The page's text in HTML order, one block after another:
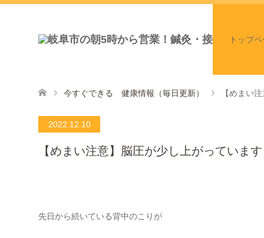
トップ
今すぐできる 健康情報（毎日更新） 【めまい
2022.12.10
【めまい注意】脳圧が少し上がっています
先日から続いている背中のこりが